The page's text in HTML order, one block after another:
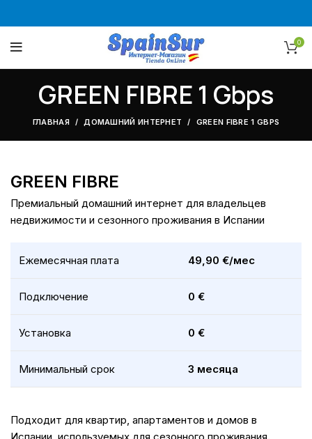
0
GREEN FIBRE 1 Gbps
ГЛАВНАЯ ДОМАШНИЙ ИНТЕРНЕТ GREEN FIBRE 1 GBPS
GREEN FIBRE
Премиальный домашний интернет для владельцев
недвижимости и сезонного проживания в Испании
Ежемесячная плата 49,90 €/мес
Подключение 0 €
Установка 0 €
Минимальный срок 3 месяца
Подходит для квартир, апартаментов и домов в